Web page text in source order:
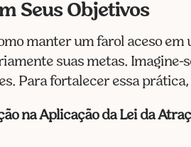
Seus Objetivos
manter um farol aceso em
suas metas. Imagine-
Para fortalecer essa
na Aplicação da Lei da